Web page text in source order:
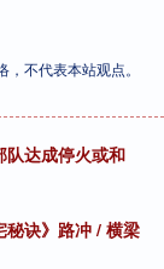
不代表本站观点。
队达成停火或和
秘诀》路冲 / 横梁